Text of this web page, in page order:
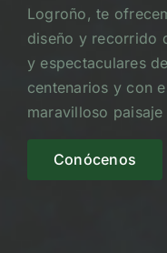
Logroño, te
diseño y recorrido
y espectaculares
centenarios y con
maravilloso paisaje
Conócenos